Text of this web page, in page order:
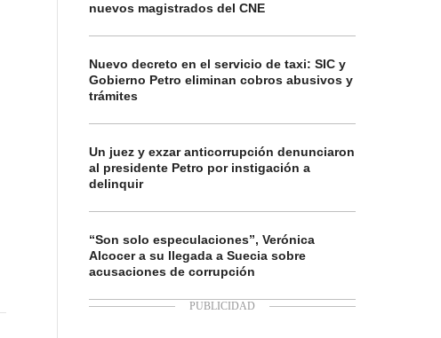
nuevos magistrados del CNE
Nuevo decreto en el servicio de taxi: SIC y
Gobierno Petro eliminan cobros abusivos y
trámites
Un juez y exzar anticorrupción denunciaron
al presidente Petro por instigación a
delinquir
“Son solo especulaciones”, Verónica
Alcocer a su llegada a Suecia sobre
acusaciones de corrupción